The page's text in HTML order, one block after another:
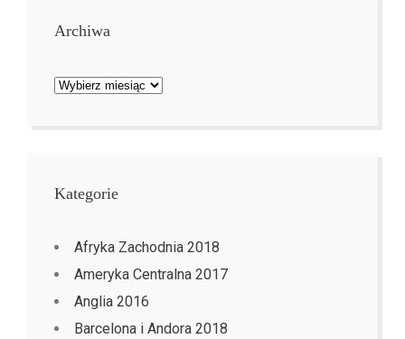
Archiwa
Archiwa
Kategorie
Afryka Zachodnia 2018
Ameryka Centralna 2017
Anglia 2016
Barcelona i Andora 2018